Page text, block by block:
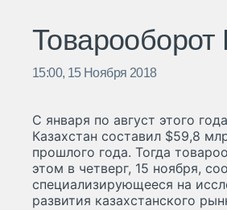
Товарооборот
15:00, 15 Ноября 2018
С января по август этого
Казахстан составил $59,8
прошлого года. Тогда
этом в четверг, 15 ноября,
специализирующееся на
развития казахстанского